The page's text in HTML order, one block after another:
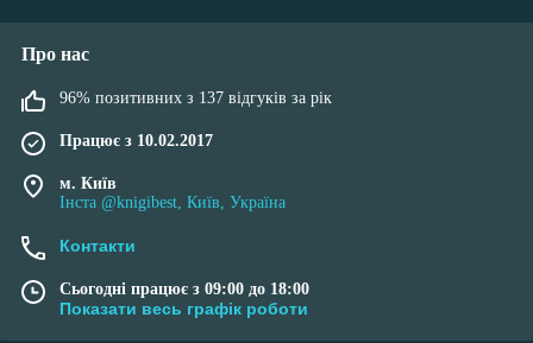
Про нас
96% позитивних з 137 відгуків за рік
Працює з 10.02.2017
м. Київ
Інста @knigibest, Київ, Україна
Контакти
Сьогодні працює з 09:00 до 18:00
Показати весь графік роботи